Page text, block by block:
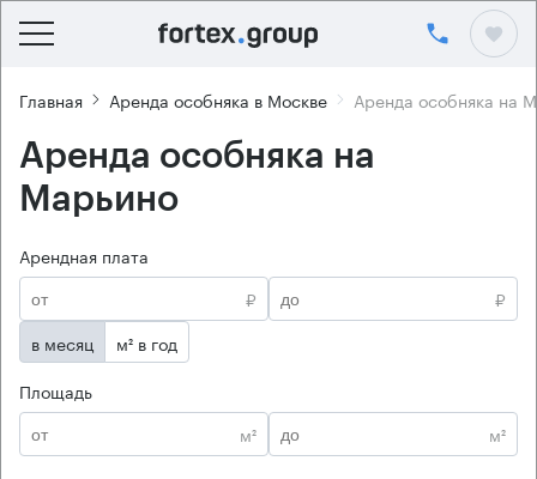
Главная Аренда особняка в Москве Аренда особняка на
Аренда особняка на
Марьино
Арендная плата
₽
₽
в месяц
м² в год
Площадь
м²
м²